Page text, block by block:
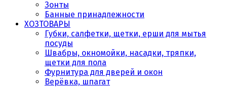
Зонты
Банные принадлежности
ХОЗТОВАРЫ
Губки, салфетки, щетки, ерши для мытья
посуды
Швабры, окномойки, насадки, тряпки,
щетки для пола
Фурнитура для дверей и окон
Верёвка, шпагат